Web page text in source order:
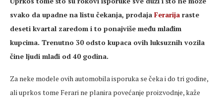
svako da upadne na listu čekanja, prodaja Ferarija raste
deseti kvartal zaredom i to ponajviše među mlađim
kupcima. Trenutno 30 odsto kupaca ovih luksuznih vozila
čine ljudi mlađi od 40 godina.
Za neke modele ovih automobila isporuka se čeka i do tri godine,
ali uprkos tome Ferari ne planira povećanje proizvodnje, kaže